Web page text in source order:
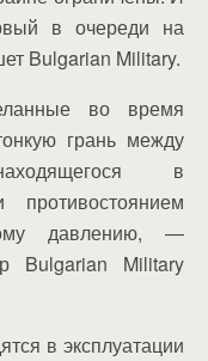
в очереди на
Bulgarian Military.
во время
грань между
в
противостоянием
давлению, —
Bulgarian Military
в эксплуатации